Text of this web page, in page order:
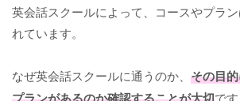
英会話スクールによって、コースやプラ
れています。
なぜ英会話スクールに通うのか、 その目
です